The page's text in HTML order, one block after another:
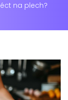
na plech?